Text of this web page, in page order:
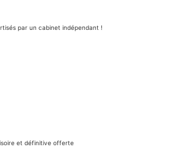
par un cabinet indépendant !
et définitive offerte